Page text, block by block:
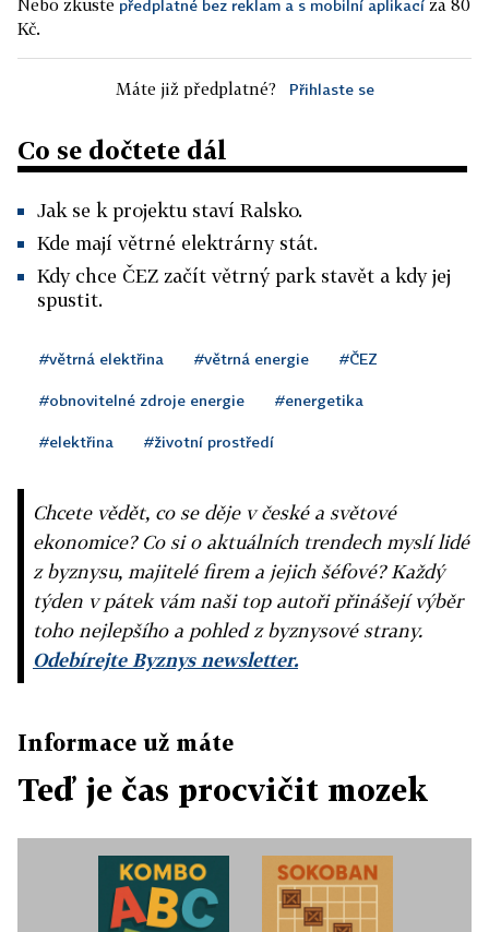
Nebo zkuste předplatné bez reklam a s mobilní aplikací za 80
Kč.
Máte již předplatné? Přihlaste se
Co se dočtete dál
Jak se k projektu staví Ralsko.
Kde mají větrné elektrárny stát.
Kdy chce ČEZ začít větrný park stavět a kdy jej
spustit.
#větrná elektřina #větrná energie #ČEZ
#obnovitelné zdroje energie #energetika
#elektřina #životní prostředí
Chcete vědět, co se děje v české a světové
ekonomice? Co si o aktuálních trendech myslí lidé
z byznysu, majitelé firem a jejich šéfové? Každý
týden v pátek vám naši top autoři přinášejí výběr
toho nejlepšího a pohled z byznysové strany.
Odebírejte Byznys newsletter.
Informace už máte
Teď je čas procvičit mozek